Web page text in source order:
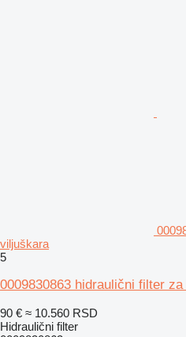
viljuškara
5
0009830863 hidraulični filter
90 € ≈ 10.560 RSD
Hidraulični filter